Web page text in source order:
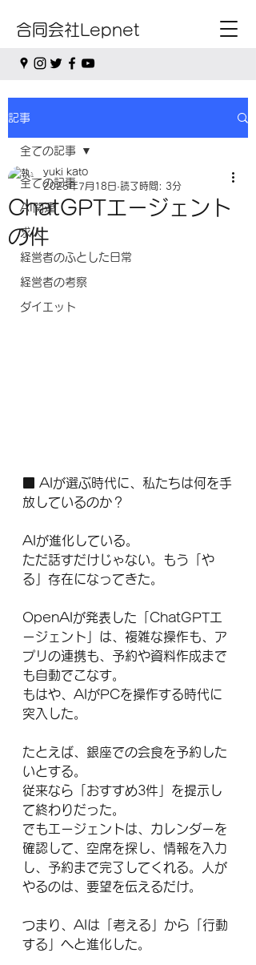
合同会社Lepnet
記事
全ての記事
AI関連
求人
経営者のふとした日常
経営者の考察
ダイエット
全ての記事
ChatGPTエージェント
の件
yuki kato
2025年7月18日 読了時間: 3分
■ AIが選ぶ時代に、私たちは何を手
放しているのか？
AIが進化している。
ただ話すだけじゃない。もう「や
る」存在になってきた。
OpenAIが発表した「ChatGPTエ
ージェント」は、複雑な操作も、ア
プリの連携も、予約や資料作成まで
も自動でこなす。
もはや、AIがPCを操作する時代に
突入した。
たとえば、銀座での会食を予約した
いとする。
従来なら「おすすめ3件」を提示し
て終わりだった。
でもエージェントは、カレンダーを
確認して、空席を探し、情報を入力
し、予約まで完了してくれる。人が
やるのは、要望を伝えるだけ。
つまり、AIは「考える」から「行動
する」へと進化した。